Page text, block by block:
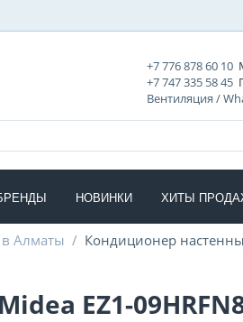
+7 776 878 60 10
+7 747 335 58 45
Вентиляция /
НОВИНКИ ХИТЫ
Алматы / Кондиционер
EZ1-